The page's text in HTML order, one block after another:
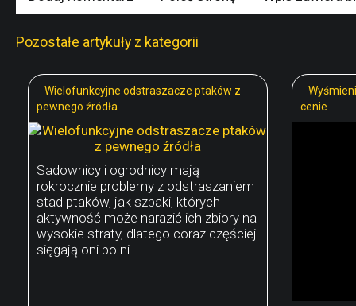
Pozostałe artykuły z kategorii
Wielofunkcyjne odstraszacze ptaków z
pewnego źródła
Sadownicy i ogrodnicy mają
rokrocznie problemy z odstraszaniem
stad ptaków, jak szpaki, których
aktywność może narazić ich zbiory na
wysokie straty, dlatego coraz częściej
sięgają oni po ni...
cenie